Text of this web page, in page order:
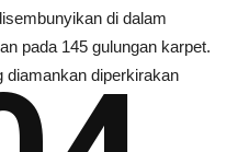
di dalam
pada 145 gulungan karpet.
diamankan diperkirakan